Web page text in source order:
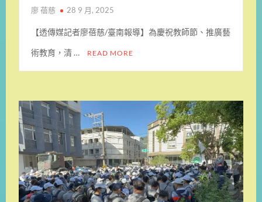
廖 蓓慈 28 9 月, 2025
【透傳媒記者廖蓓慈/臺南報導】為慶祝教師節、推廣藝
術教育，清 … READ MORE